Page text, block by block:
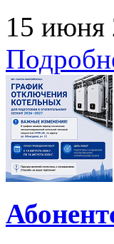
15 июня